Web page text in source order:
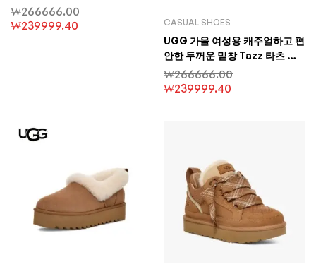
합 디자인 캐주얼 스트랩 숏컷 스
노우 부츠
₩266666.00
₩239999.40 CASUAL SHOES
UGG 가을 여성용 캐주얼하고 편
안한 두꺼운 밑창 Tazz 타츠 로
퍼 슬립온 모피 신발
₩266666.00
₩239999.40